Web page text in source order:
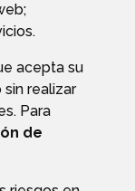
acepta su
realizar
Para
de